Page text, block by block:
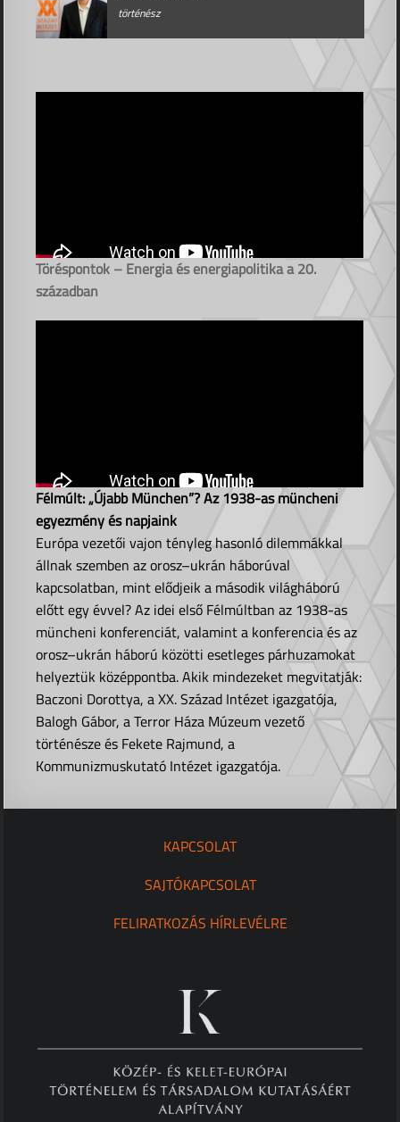
történész
Töréspontok – Energia és energiapolitika a 20.
században
Félmúlt: „Újabb München”? Az 1938-as müncheni
egyezmény és napjaink
Európa vezetői vajon tényleg hasonló dilemmákkal
állnak szemben az orosz–ukrán háborúval
kapcsolatban, mint elődjeik a második világháború
előtt egy évvel? Az idei első Félmúltban az 1938-as
müncheni konferenciát, valamint a konferencia és az
orosz–ukrán háború közötti esetleges párhuzamokat
helyeztük középpontba. Akik mindezeket megvitatják:
Baczoni Dorottya, a XX. Század Intézet igazgatója,
Balogh Gábor, a Terror Háza Múzeum vezető
történésze és Fekete Rajmund, a
Kommunizmuskutató Intézet igazgatója.
KAPCSOLAT
SAJTÓKAPCSOLAT
FELIRATKOZÁS HÍRLEVÉLRE